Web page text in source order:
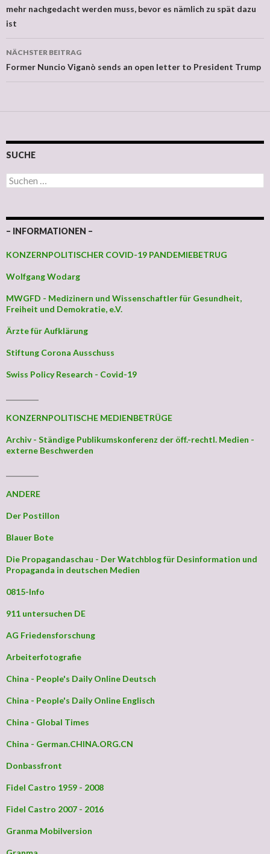
mehr nachgedacht werden muss, bevor es nämlich zu spät dazu
ist
NÄCHSTER BEITRAG
Former Nuncio Viganò sends an open letter to President Trump
SUCHE
Suchen nach:
– INFORMATIONEN –
KONZERNPOLITISCHER COVID-19 PANDEMIEBETRUG
Wolfgang Wodarg
MWGFD - Medizinern und Wissenschaftler für Gesundheit,
Freiheit und Demokratie, e.V.
Ärzte für Aufklärung
Stiftung Corona Ausschuss
Swiss Policy Research - Covid-19
KONZERNPOLITISCHE MEDIENBETRÜGE
Archiv - Ständige Publikumskonferenz der öff.-rechtl. Medien -
externe Beschwerden
ANDERE
Der Postillon
Blauer Bote
Die Propagandaschau - Der Watchblog für Desinformation und
Propaganda in deutschen Medien
0815-Info
911 untersuchen DE
AG Friedensforschung
Arbeiterfotografie
China - People's Daily Online Deutsch
China - People's Daily Online Englisch
China - Global Times
China - German.CHINA.ORG.CN
Donbassfront
Fidel Castro 1959 - 2008
Fidel Castro 2007 - 2016
Granma Mobilversion